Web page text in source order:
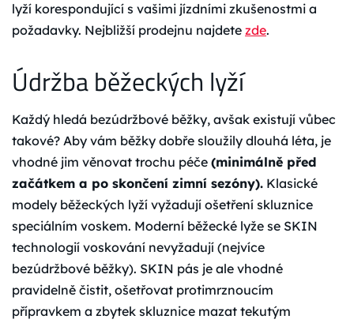
lyží korespondující s vašimi jízdními zkušenostmi a
požadavky. Nejbližší prodejnu najdete zde.
Údržba běžeckých lyží
Každý hledá bezúdržbové běžky, avšak existují vůbec
takové? Aby vám běžky dobře sloužily dlouhá léta, je
vhodné jim věnovat trochu péče (minimálně před
začátkem a po skončení zimní sezóny). Klasické
modely běžeckých lyží vyžadují ošetření skluznice
speciálním voskem. Moderní běžecké lyže se SKIN
technologií voskování nevyžadují (nejvíce
bezúdržbové běžky). SKIN pás je ale vhodné
pravidelně čistit, ošetřovat protimrznoucím
přípravkem a zbytek skluznice mazat tekutým